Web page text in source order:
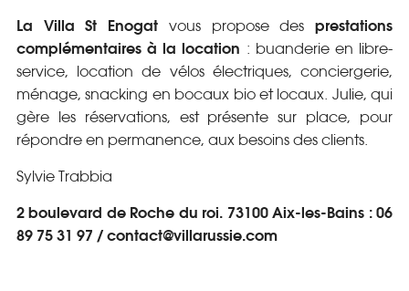
La Villa St Enogat vous propose desprestations
complémentaires à la location : buanderie en libre-
service, location de vélos électriques, conciergerie,
ménage, snacking en bocaux bio et locaux. Julie, qui
gère les réservations, est présente sur place, pour
répondre en permanence, aux besoins des clients.
Sylvie Trabbia
2 boulevard de Roche du roi. 73100 Aix-les-Bains : 06
89 75 31 97 / contact@villarussie.com